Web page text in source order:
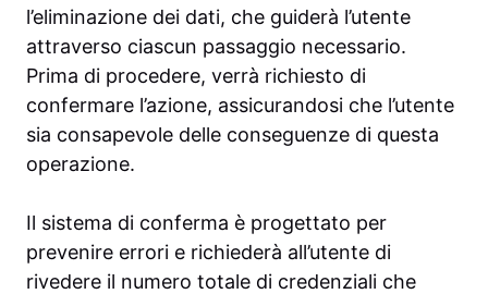
l’eliminazione dei dati, che guiderà l’utente
attraverso ciascun passaggio necessario.
Prima di procedere, verrà richiesto di
confermare l’azione, assicurandosi che l’utente
sia consapevole delle conseguenze di questa
operazione.
Il sistema di conferma è progettato per
prevenire errori e richiederà all’utente di
rivedere il numero totale di credenziali che